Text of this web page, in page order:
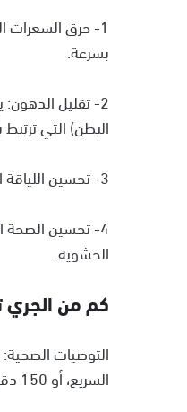
1- حرق السعرات
بسرعة.
2- تقليل
البطن) التي
3- تحسين اللياقة البدنية: يساهم الجري في تحسين اللياقة البدنية، وزيادة القدرة على التحرك.
4- تحسين الصحة
الحشوية.
كم من الجري
السريع، أو 150 دقيقة من النشاط المعتدل مثل الجري الخفيف أو المشي السريع.